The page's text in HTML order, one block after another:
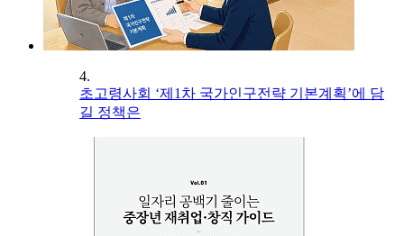
4.
초고령사회 ‘제1차 국가인구전략 기본계획’에 담
길 정책은